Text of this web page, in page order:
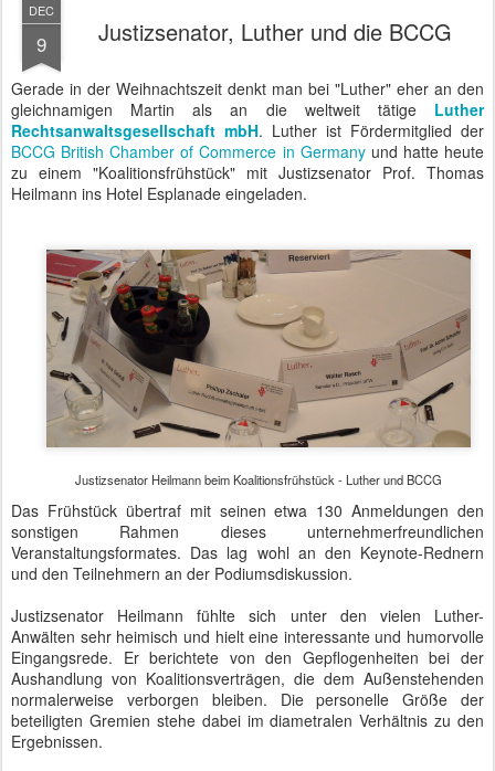
DEC
9 Justizsenator, Luther und die BCCG
Gerade in der Weihnachtszeit denkt man bei "Luther" eher an den
gleichnamigen Martin als an die weltweit tätige Luther
Rechtsanwaltsgesellschaft mbH. Luther ist Fördermitglied der
BCCG British Chamber of Commerce in Germanyund hatte heute
zu einem "Koalitionsfrühstück" mit Justizsenator Prof. Thomas
Heilmann ins Hotel Esplanade eingeladen.
Justizsenator Heilmann beim Koalitionsfrühstück - Luther und BCCG
Das Frühstück übertraf mit seinen etwa 130 Anmeldungen den
sonstigen Rahmen dieses unternehmerfreundlichen
Veranstaltungsformates. Das lag wohl an den Keynote-Rednern
und den Teilnehmern an der Podiumsdiskussion.
Justizsenator Heilmann fühlte sich unter den vielen Luther-
Anwälten sehr heimisch und hielt eine interessante und humorvolle
Eingangsrede. Er berichtete von den Gepflogenheiten bei der
Aushandlung von Koalitionsverträgen, die dem Außenstehenden
normalerweise verborgen bleiben. Die personelle Größe der
beteiligten Gremien stehe dabei im diametralen Verhältnis zu den
Ergebnissen.